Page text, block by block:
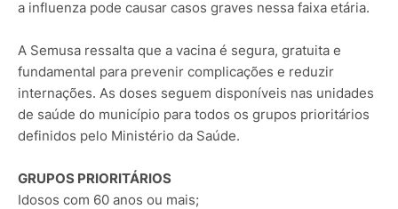
a influenza pode causar casos graves nessa faixa etária.
A Semusa ressalta que a vacina é segura, gratuita e
fundamental para prevenir complicações e reduzir
internações. As doses seguem disponíveis nas unidades
de saúde do município para todos os grupos prioritários
definidos pelo Ministério da Saúde.
GRUPOS PRIORITÁRIOS
Idosos com 60 anos ou mais;